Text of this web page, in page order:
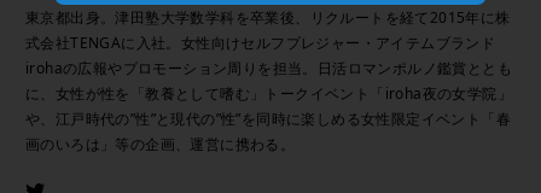
東京都出身。津田塾大学数学科を卒業後、リクルートを経て2015年に株
式会社TENGAに入社。女性向けセルフプレジャー・アイテムブランド
irohaの広報やプロモーション周りを担当。日活ロマンポルノ鑑賞ととも
に、女性が性を「教養として嗜む」トークイベント「iroha夜の女学院」
や、江戸時代の”性”と現代の”性”を同時に楽しめる女性限定イベント「春
画のいろは」等の企画、運営に携わる。